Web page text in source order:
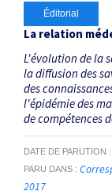
Éditorial
La relation
L'évolution de la
la diffusion des
des
l'épidémie des
de compétences
DATE DE PARUTION
PARU DANS
2017